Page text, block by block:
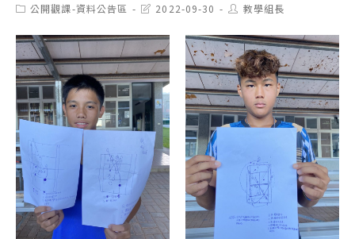
Post公開觀課-資料公告區
Post2022-09-30
Post教學組長